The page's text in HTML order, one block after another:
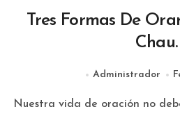
Tres Formas De
Chau.
Administrador
Nuestra vida de oración no debe ser algo rutinario sino